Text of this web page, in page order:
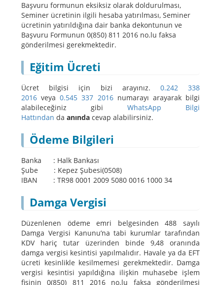
Başvuru formunun eksiksiz olarak doldurulması,
Seminer ücretinin ilgili hesaba yatırılması, Seminer
ücretinin yatırıldığına dair banka dekontunun ve
Başvuru Formunun 0(850) 811 2016 no.lu faksa
gönderilmesi gerekmektedir.
Eğitim Ücreti
Ücret bilgisi için bizi arayınız. 0.242 338
2016 veya0.545 337 2016numarayı arayarak bilgi
alabileceğiniz gibi WhatsApp Bilgi
Hattından da anında cevap alabilirsiniz.
Ödeme Bilgileri
Banka : Halk Bankası
Şube : Kepez Şubesi(0508)
IBAN : TR98 0001 2009 5080 0016 1000 34
Damga Vergisi
Düzenlenen ödeme emri belgesinden 488 sayılı
Damga Vergisi Kanunu’na tabi kurumlar tarafından
KDV hariç tutar üzerinden binde 9,48 oranında
damga vergisi kesintisi yapılmalıdır. Havale ya da EFT
ücreti kesinlikle kesilmemesi gerekmektedir. Damga
vergisi kesintisi yapıldığına ilişkin muhasebe işlem
fişinin 0(850) 811 2016 no.lu faksa gönderilmesi